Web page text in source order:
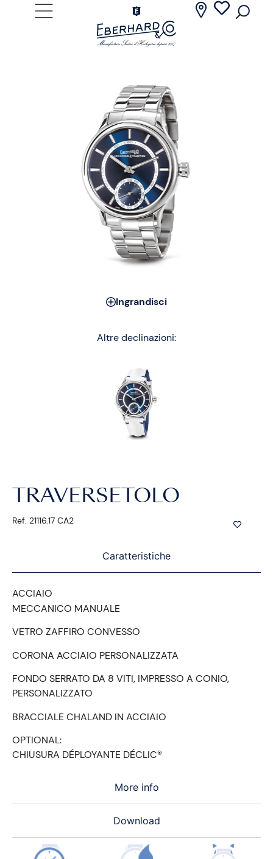
Ingrandisci
Altre declinazioni:
TRAVERSETOLO
Ref. 21116.17 CA2
Caratteristiche
More info
Download
ACCIAIO
MECCANICO MANUALE
VETRO ZAFFIRO CONVESSO
CORONA ACCIAIO PERSONALIZZATA
FONDO SERRATO DA 8 VITI, IMPRESSO A CONIO,
PERSONALIZZATO
BRACCIALE CHALAND IN ACCIAIO
OPTIONAL:
CHIUSURA DÉPLOYANTE DÉCLIC®